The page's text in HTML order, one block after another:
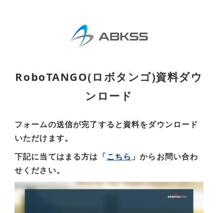
RoboTANGO(ロボタンゴ)資料ダウ
ンロード
フォームの送信が完了すると資料をダウンロード
いただけます。
下記に当てはまる方は「こちら 」からお問い合わ
せください。